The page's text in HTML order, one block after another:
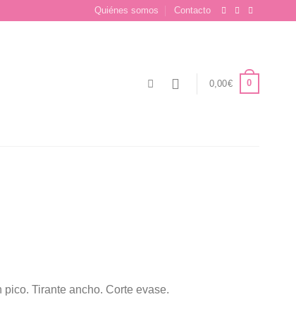
Quiénes somos Contacto
0,00€ 0
Tirante ancho. Corte evase.